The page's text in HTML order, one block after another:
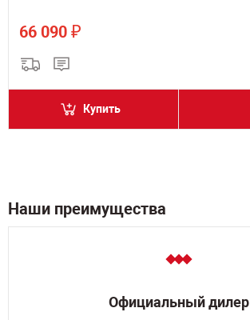
66 090 ₽
Купить
Наши преимущества
Официальный дилер